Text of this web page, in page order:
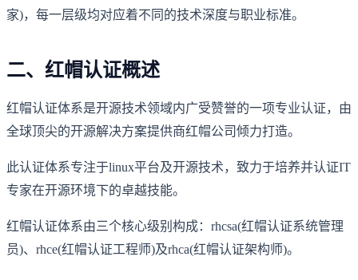
家)，每一层级均对应着不同的技术深度与职业标准。
二、红帽认证概述
红帽认证体系是开源技术领域内广受赞誉的一项专业认证，由
全球顶尖的开源解决方案提供商红帽公司倾力打造。
此认证体系专注于linux平台及开源技术，致力于培养并认证IT
专家在开源环境下的卓越技能。
红帽认证体系由三个核心级别构成：rhcsa(红帽认证系统管理
员)、rhce(红帽认证工程师)及rhca(红帽认证架构师)。